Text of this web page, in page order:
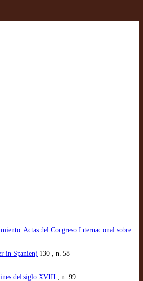
Actas del Congreso Internacional sobre
in Spanien) 130 , n. 58
del siglo XVIII , n. 99